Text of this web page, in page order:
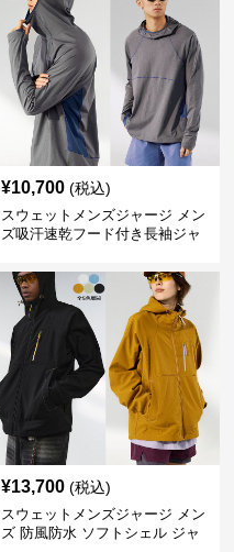
¥10,700 (税込)
スウェットメンズジャージ メン
ズ吸汗速乾フード付き長袖ジャ
¥13,700 (税込)
スウェットメンズジャージ メン
ズ 防風防水 ソフトシェル ジャ